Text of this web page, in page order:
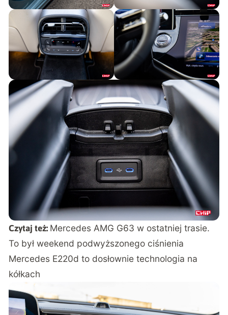
Czytaj też: Mercedes AMG G63 w ostatniej trasie.
To był weekend podwyższonego ciśnienia
Mercedes E220d to dosłownie technologia na
kółkach